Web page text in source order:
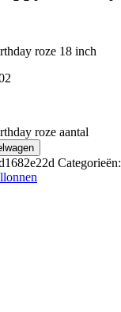
roze 18 inch
roze aantal
Categorieën: